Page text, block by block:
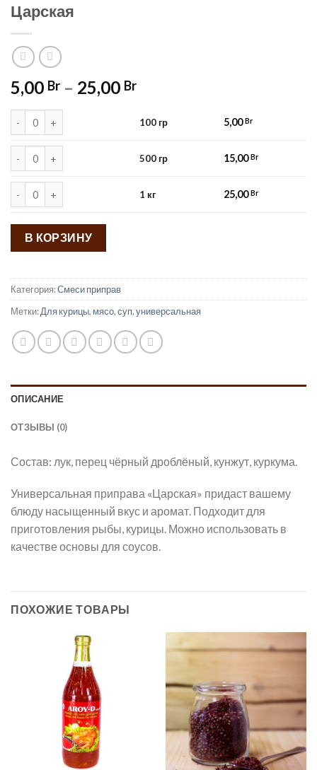
Царская
5,00 Br – 25,00 Br
100 гр 5,00Br
500 гр 15,00Br
1 кг 25,00Br
В КОРЗИНУ
Категория:Смеси приправ
Метки:Для курицы, мясо,суп,универсальная
ОПИСАНИЕ
ОТЗЫВЫ (0)
Состав: лук, перец чёрный дроблёный, кунжут, куркума.
Универсальная приправа «Царская» придаст вашему
блюду насыщенный вкус и аромат. Подходит для
приготовления рыбы, курицы. Можно использовать в
качестве основы для соусов.
ПОХОЖИЕ ТОВАРЫ